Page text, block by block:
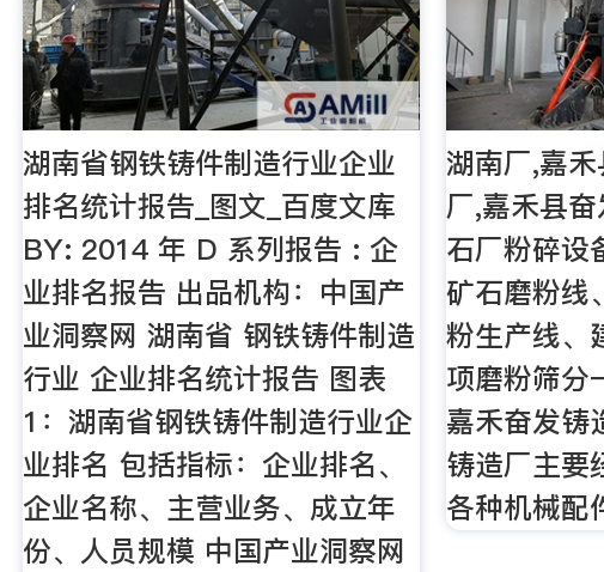
湖南省钢铁铸件制造行业企业
排名统计报告_图文_百度文库
BY: 2014 年 D 系列报告 : 企
业排名报告 出品机构：中国产
业洞察网 湖南省 钢铁铸件制造
行业 企业排名统计报告 图表
1：湖南省钢铁铸件制造行业企
业排名 包括指标：企业排名、
企业名称、主营业务、成立年
份、人员规模 中国产业洞察网
湖南厂,嘉
厂,嘉禾县
石厂粉碎设
矿石磨粉线
粉生产线、
项磨粉筛分
嘉禾奋发铸
铸造厂主要
各种机械配